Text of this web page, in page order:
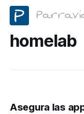
homelab
Asegura las